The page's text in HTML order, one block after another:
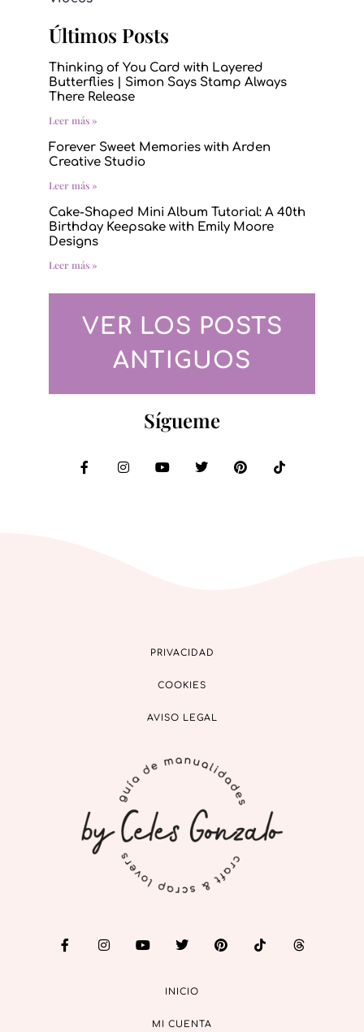
Últimos Posts
Thinking of You Card with Layered
Butterflies | Simon Says Stamp Always
There Release
Leer más »
Forever Sweet Memories with Arden
Creative Studio
Leer más »
Cake-Shaped Mini Album Tutorial: A 40th
Birthday Keepsake with Emily Moore
Designs
Leer más »
VER LOS POSTS
ANTIGUOS
Sígueme
PRIVACIDAD
COOKIES
AVISO LEGAL
INICIO
MI CUENTA